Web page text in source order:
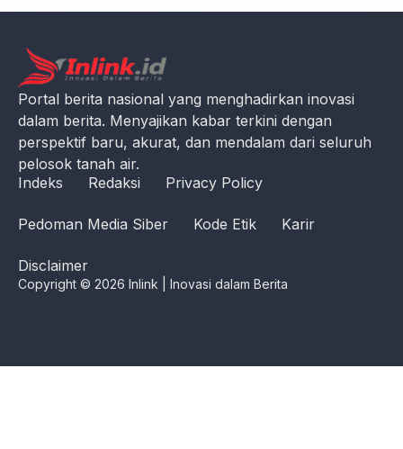
Portal berita nasional yang menghadirkan inovasi
dalam berita. Menyajikan kabar terkini dengan
perspektif baru, akurat, dan mendalam dari seluruh
pelosok tanah air.
Indeks
Redaksi Privacy Policy
Pedoman Media Siber Kode Etik Karir
Disclaimer
Copyright © 2026 Inlink | Inovasi dalam Berita